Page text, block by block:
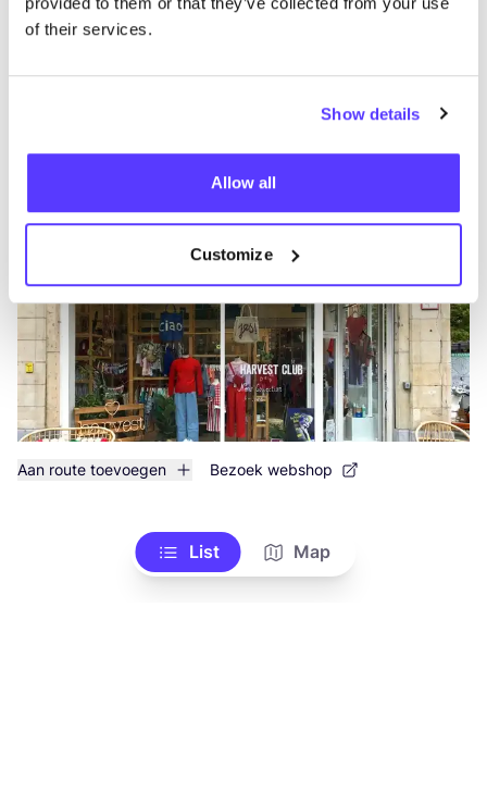
of their services.
Show details
Allow all
Customize
Kleding Schoenen +2
Aan route toevoegen Bezoek webshop
List Map